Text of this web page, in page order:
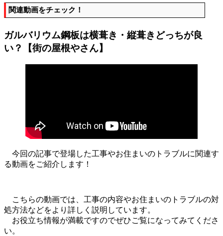
関連動画をチェック！
ガルバリウム鋼板は横葺き・縦葺きどっちが良
い？【街の屋根やさん】
今回の記事で登場した工事やお住まいのトラブルに関連す
る動画をご紹介します！
こちらの動画では、工事の内容やお住まいのトラブルの対
処方法などをより詳しく説明しています。
お役立ち情報が満載ですのでぜひご覧になってみてくださ
い。